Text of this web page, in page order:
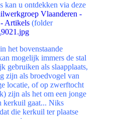
kan u ontdekken via deze
Vlaanderen -
Artikels (folder
het bovenstaande
mogelijk immers de stal
gebruiken als slaapplaats,
zijn als broedvogel van
locatie, of op zwerftocht
zijn als het om een jonge
kerkuil gaat... Niks
die kerkuil ter plaatse